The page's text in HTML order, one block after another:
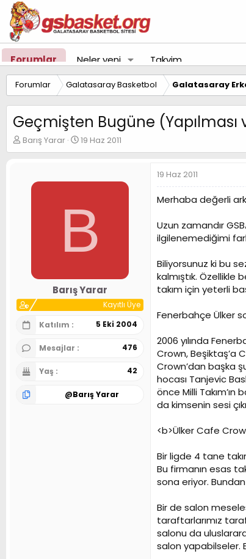
Forumlar Neler yeni Takvim
Forumlar Galatasaray Basketbol Galatasaray
Geçmişten Bugüne (Yapılması
K
o
Barış Yarar
B
a
a
ı
ç
a
h
i
19 Haz 2011
B
Barış Yarar
Kayıtlı Üye
Katılım
5 Eki 2004
Mesajlar 476
Yaş 42
@Barış Yarar
19 Haz 2011
Merhaba değerli
Uzun zamandır
ilgilenemediğimi
Biliyorsunuz ki bu
kalmıştık. Özellikle
takım için yeterli
Fenerbahçe Ülker
2006 yılında
Crown, Beşiktaş’a
Crown’dan başka
hocası Tanjevic
önce Milli
da kimsenin sesi
<b>Ülker Cafe
Bir ligde 4 tane
Bu firmanın esas
sona eriyor.
Bir de salon
taraftarlarımız
salonu da
salon yapabilseler.